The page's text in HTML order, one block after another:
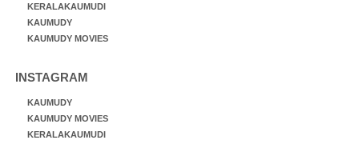
KERALAKAUMUDI
KAUMUDY
KAUMUDY MOVIES
INSTAGRAM
KAUMUDY
KAUMUDY MOVIES
KERALAKAUMUDI